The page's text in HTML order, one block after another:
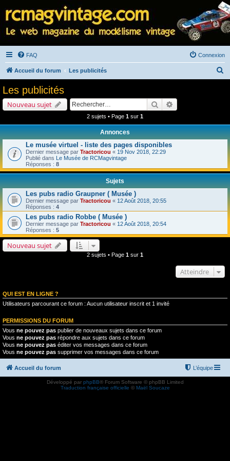
FAQ Connexion
Accueil du forum Les publicités
e
Les publicités
Nouveau sujet Rechercher
2 sujets • Page 1 sur 1
Annonces
Le musée virtuel - liste des pages disponibles
Dernier message par Tractoricou « 19 Nov 2018, 22:29
Publié dans Le Musée de RCMagvintage
Réponses : 8
Sujets
Les pubs radio Graupner ( Musée )
Dernier message par Tractoricou « 12 Août 2018, 20:55
Réponses : 4
Les pubs radio Robbe ( Musée )
Dernier message par Tractoricou « 12 Août 2018, 20:54
Réponses : 5
Nouveau sujet
2 sujets • Page 1 sur 1
Atteindre
QUI EST EN LIGNE ?
Utilisateurs parcourant ce forum : Aucun utilisateur inscrit et 1 invité
PERMISSIONS DU FORUM
Vous ne pouvez pas publier de nouveaux sujets dans ce forum
Vous ne pouvez pas répondre aux sujets dans ce forum
Vous ne pouvez pas éditer vos messages dans ce forum
Vous ne pouvez pas supprimer vos messages dans ce forum
Accueil du forum L’équipe
Développé par phpBB® Forum Software © phpBB Limited
Traduction française officielle © Maël Soucaze